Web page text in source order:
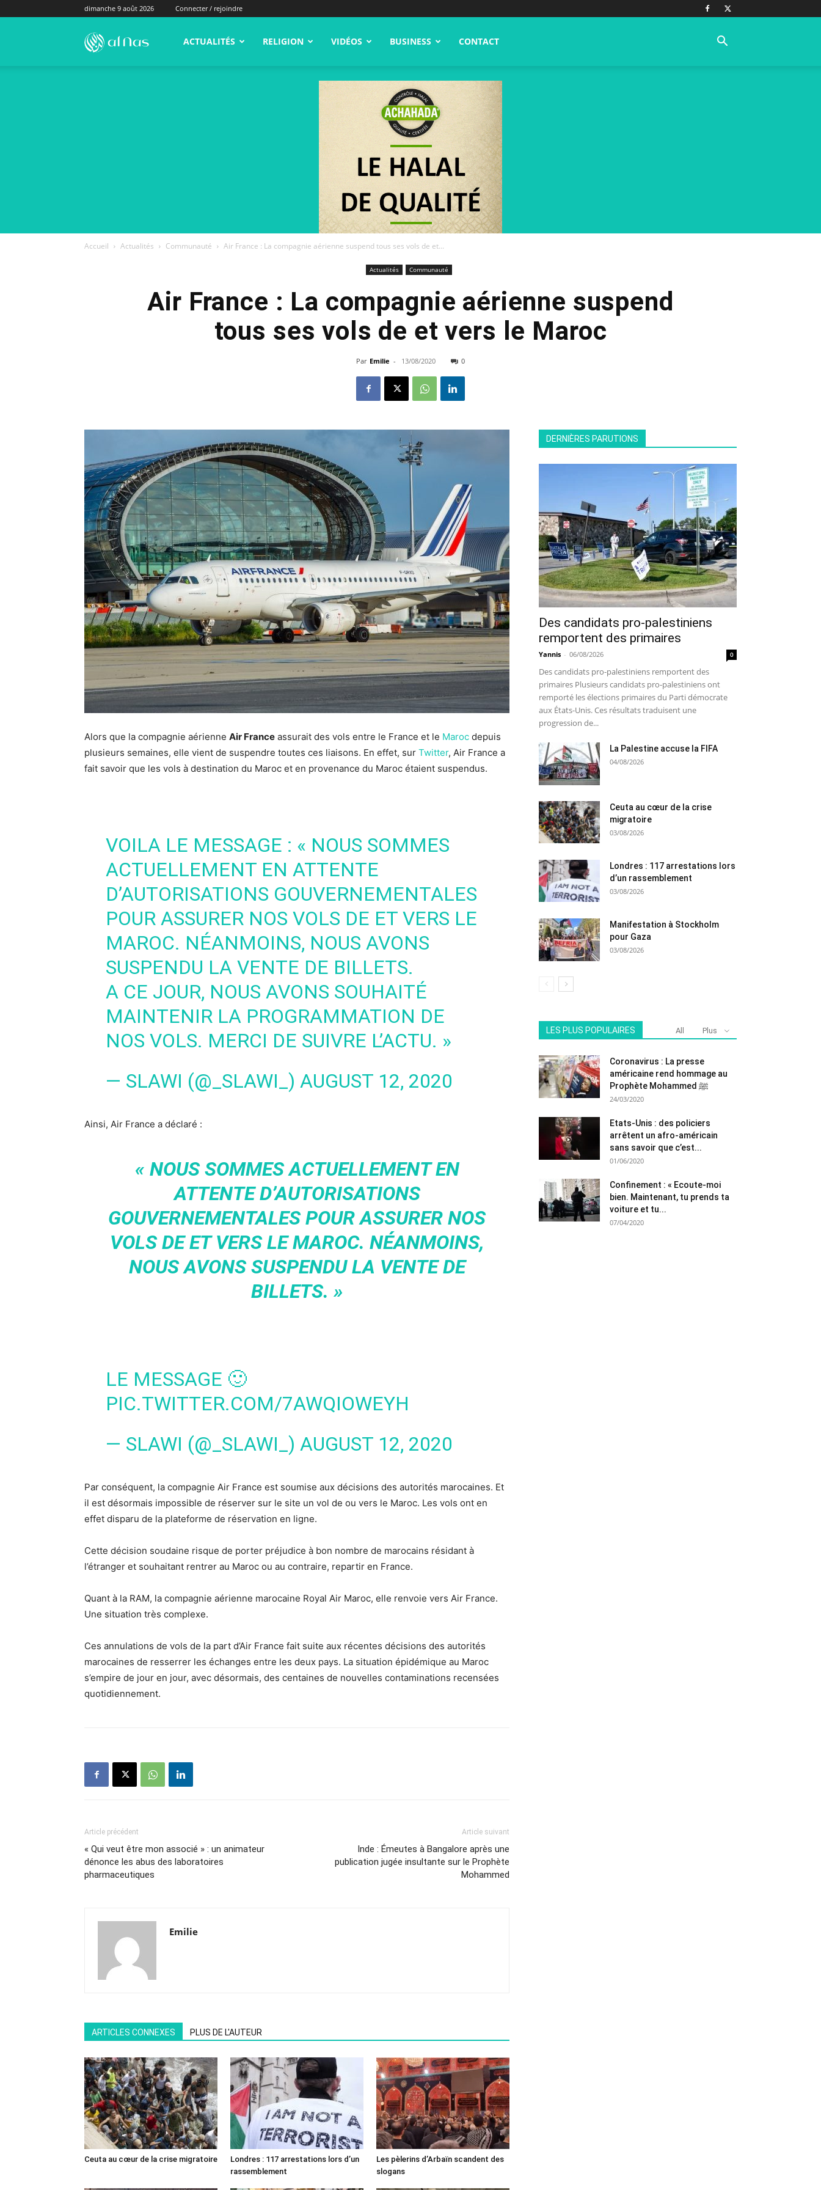
dimanche 9 août 2026 Connecter / rejoindre
alNas.fr ACTUALITÉS RELIGION VIDÉOS BUSINESS CONTACT
Accueil Actualités Communauté Air France : La compagnie aérienne suspend tous ses vols de et...
Actualités Communauté
Air France : La compagnie aérienne suspend
tous ses vols de et vers le Maroc
Par Emilie - 13/08/2020 0
Alors que la compagnie aérienne Air France assurait des vols entre le France et le Maroc depuis
plusieurs semaines, elle vient de suspendre toutes ces liaisons. En effet, sur Twitter, Air France a
fait savoir que les vols à destination du Maroc et en provenance du Maroc étaient suspendus.
VOILA LE MESSAGE : « NOUS SOMMES
ACTUELLEMENT EN ATTENTE
D’AUTORISATIONS GOUVERNEMENTALES
POUR ASSURER NOS VOLS DE ET VERS LE
MAROC. NÉANMOINS, NOUS AVONS
SUSPENDU LA VENTE DE BILLETS.
A CE JOUR, NOUS AVONS SOUHAITÉ
MAINTENIR LA PROGRAMMATION DE
NOS VOLS. MERCI DE SUIVRE L’ACTU. »
— SLAWI (@_SLAWI_) AUGUST 12, 2020
Ainsi, Air France a déclaré :
« NOUS SOMMES ACTUELLEMENT EN
ATTENTE D’AUTORISATIONS
GOUVERNEMENTALES POUR ASSURER NOS
VOLS DE ET VERS LE MAROC. NÉANMOINS,
NOUS AVONS SUSPENDU LA VENTE DE
BILLETS. »
LE MESSAGE 🙂
PIC.TWITTER.COM/7AWQIOWEYH
— SLAWI (@_SLAWI_) AUGUST 12, 2020
Par conséquent, la compagnie Air France est soumise aux décisions des autorités marocaines. Et
il est désormais impossible de réserver sur le site un vol de ou vers le Maroc. Les vols ont en
effet disparu de la plateforme de réservation en ligne.
Cette décision soudaine risque de porter préjudice à bon nombre de marocains résidant à
l’étranger et souhaitant rentrer au Maroc ou au contraire, repartir en France.
Quant à la RAM, la compagnie aérienne marocaine Royal Air Maroc, elle renvoie vers Air France.
Une situation très complexe.
Ces annulations de vols de la part d’Air France fait suite aux récentes décisions des autorités
marocaines de resserrer les échanges entre les deux pays. La situation épidémique au Maroc
s’empire de jour en jour, avec désormais, des centaines de nouvelles contaminations recensées
quotidiennement.
Article précédent
« Qui veut être mon associé » : un animateur
dénonce les abus des laboratoires
pharmaceutiques
Article suivant
Inde : Émeutes à Bangalore après une
publication jugée insultante sur le Prophète
Mohammed
Emilie
ARTICLES CONNEXES PLUS DE L'AUTEUR
Ceuta au cœur de la crise migratoire
Londres : 117 arrestations lors d’un
rassemblement
Les pèlerins d’Arbaïn scandent des
slogans
DERNIÈRES PARUTIONS
Des candidats pro-palestiniens
remportent des primaires
Yannis - 06/08/2026 0
Des candidats pro-palestiniens remportent des
primaires Plusieurs candidats pro-palestiniens ont
remporté les élections primaires du Parti démocrate
aux États-Unis. Ces résultats traduisent une
progression de...
La Palestine accuse la FIFA
04/08/2026
Ceuta au cœur de la crise
migratoire
03/08/2026
Londres : 117 arrestations lors
d’un rassemblement
03/08/2026
Manifestation à Stockholm
pour Gaza
03/08/2026
LES PLUS POPULAIRES All Plus
Coronavirus : La presse
américaine rend hommage au
Prophète Mohammed ﷺ
24/03/2020
Etats-Unis : des policiers
arrêtent un afro-américain
sans savoir que c’est...
01/06/2020
Confinement : « Ecoute-moi
bien. Maintenant, tu prends ta
voiture et tu...
07/04/2020